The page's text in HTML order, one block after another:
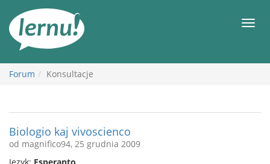
Forum Konsultacje
Biologio kaj vivoscienco
od magnifico94, 25 grudnia 2009